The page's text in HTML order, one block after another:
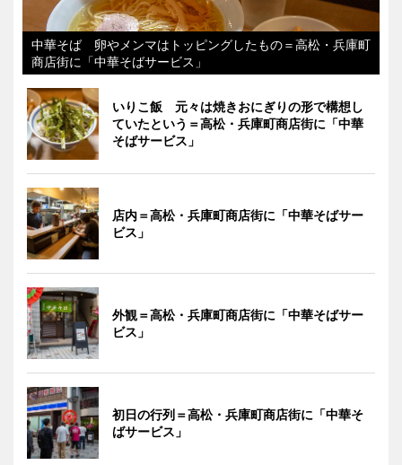
中華そば 卵やメンマはトッピングしたもの＝高松・兵庫町
商店街に「中華そばサービス」
いりこ飯 元々は焼きおにぎりの形で構想し
ていたという＝高松・兵庫町商店街に「中華
そばサービス」
店内＝高松・兵庫町商店街に「中華そばサー
ビス」
外観＝高松・兵庫町商店街に「中華そばサー
ビス」
初日の行列＝高松・兵庫町商店街に「中華そ
ばサービス」